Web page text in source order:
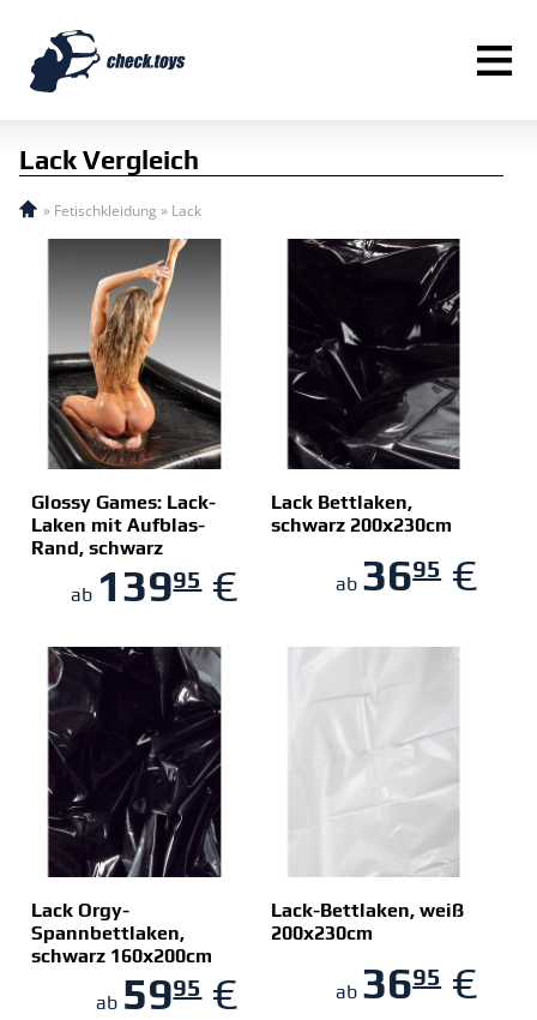
≡
Lack Vergleich
» Fetischkleidung » Lack
Glossy Games: Lack-
Laken mit Aufblas-
Rand, schwarz
140x200cm
ab 13995€
ZUM SHOP
Lack Bettlaken,
schwarz 200x230cm
ab 3695€
Lack Orgy-
Spannbettlaken,
schwarz 160x200cm
ab 5995€
ZUM SHOP
Lack-Bettlaken, weiß
200x230cm
ab 3695€